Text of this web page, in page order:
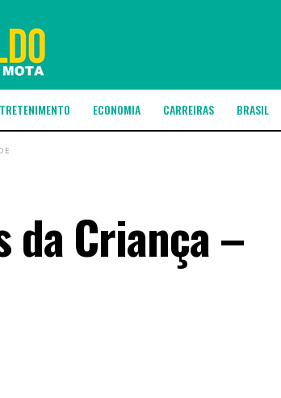
ECONOMIA CARREIRAS BRASIL
da Criança –